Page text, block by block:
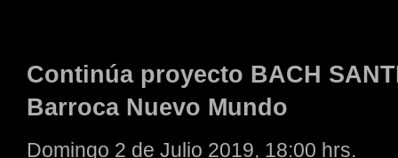
Continúa proyecto BACH
Barroca Nuevo Mundo
Domingo 2 de Julio 2019, 18:00 hrs.